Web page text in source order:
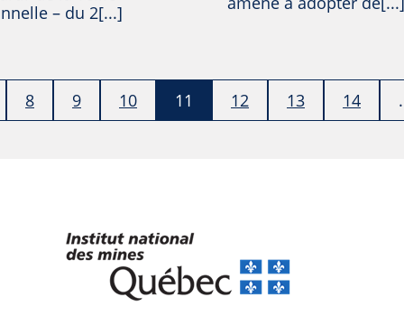
– du 2[...]
8 9 10 11 12 13 14